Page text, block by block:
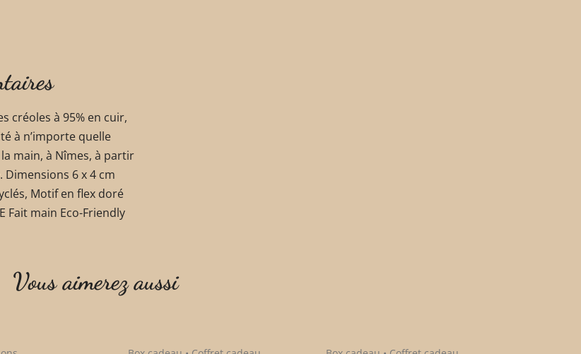
créoles à 95% en cuir,
à n’importe quelle
main, à Nîmes, à partir
6 x 4 cm
Motif en flex doré
Fait main Eco-Friendly
Vous aimerez aussi